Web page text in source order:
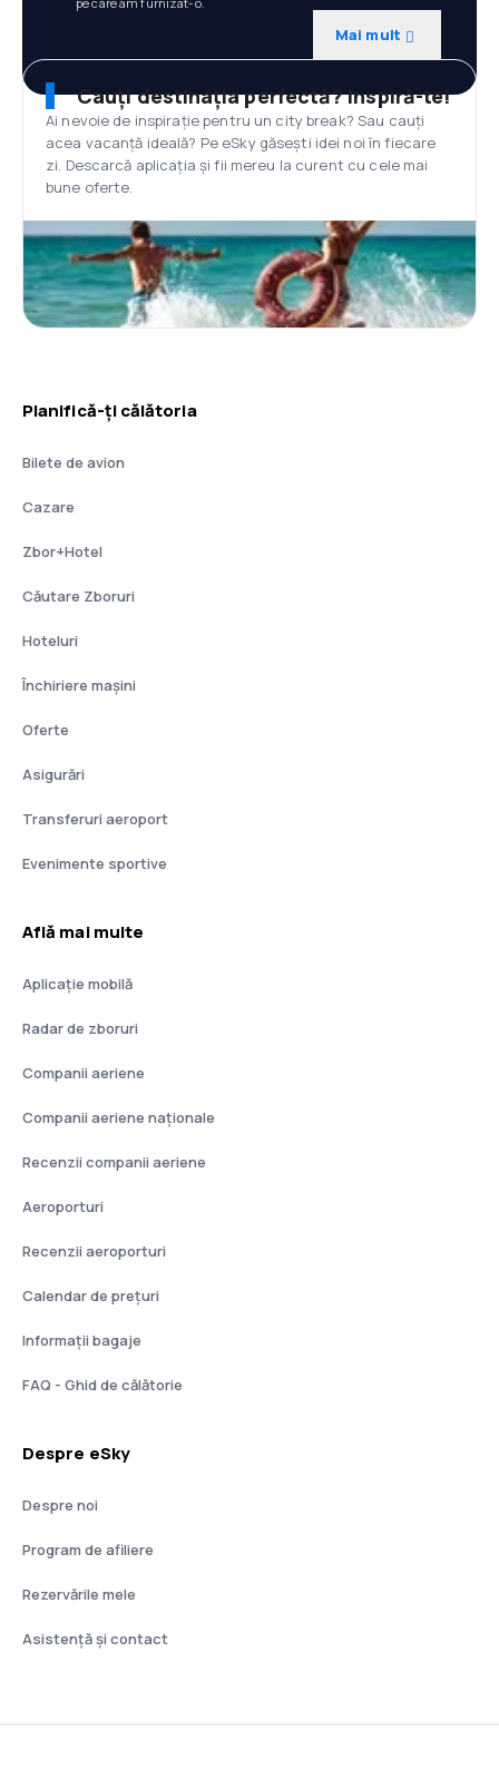
Mai mult
Cauți destinația perfectă? Inspiră-te!
Ai nevoie de inspirație pentru un city break? Sau cauți
acea vacanță ideală? Pe eSky găsești idei noi în fiecare
zi. Descarcă aplicația și fii mereu la curent cu cele mai
bune oferte.
Planifică-ți călătoria
Bilete de avion
Cazare
Zbor+Hotel
Căutare Zboruri
Hoteluri
Închiriere mașini
Oferte
Asigurări
Transferuri aeroport
Evenimente sportive
Află mai multe
Aplicație mobilă
Radar de zboruri
Companii aeriene
Companii aeriene naţionale
Recenzii companii aeriene
Aeroporturi
Recenzii aeroporturi
Calendar de prețuri
Informații bagaje
FAQ - Ghid de călătorie
Despre eSky
Despre noi
Program de afiliere
Rezervările mele
Asistenţă şi contact